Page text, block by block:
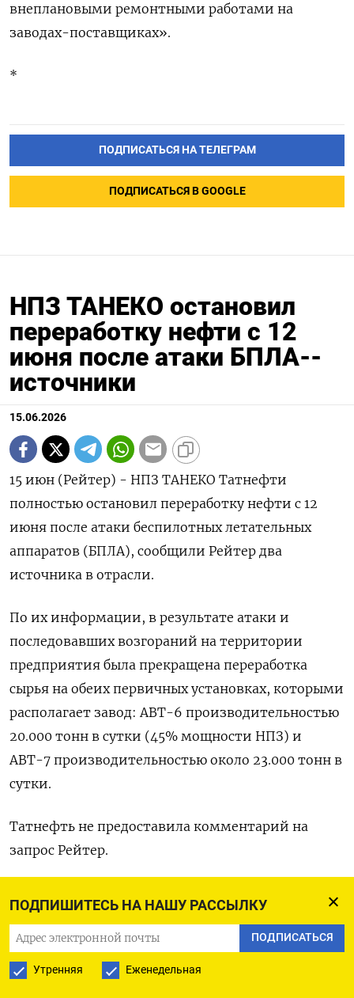
ПОДПИШИТЕСЬ НА НАШУ РАССЫЛКУ
ПОДПИСАТЬСЯ
Утренняя Еженедельная
внеплановыми ремонтными работами на
заводах-поставщиках».
*
ПОДПИСАТЬСЯ НА ТЕЛЕГРАМ
ПОДПИСАТЬСЯ В GOOGLE
НПЗ ТАНЕКО остановил
переработку нефти с 12
июня после атаки БПЛА--
источники
15.06.2026
15 июн (Рейтер) - НПЗ ТАНЕКО Татнефти
полностью остановил переработку нефти с 12
‌июня после атаки беспилотных летательных
аппаратов (БПЛА), сообщили Рейтер два
источника ​в ​отрасли.
По ​их информации, в ⁠результате атаки ‌и
последовавших возгораний на ‌территории
предприятия была прекращена переработка
сырья ​на обеих первичных ‌установках, которыми
располагает завод: АВТ-6 ​производительностью
20.000 тонн в ‌сутки (45% мощности НПЗ) и
АВТ-7 производительностью около 23.000 тонн ​в
сутки.
Татнефть ​не ‌предоставила комментарий на
запрос ​Рейтер.
среди российских нефтеперерабатывающих
заводов, располагает установками
гидрокрекинга, каталитического крекинга,